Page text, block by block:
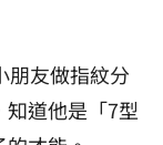
朋友做指紋分
道他是「7型